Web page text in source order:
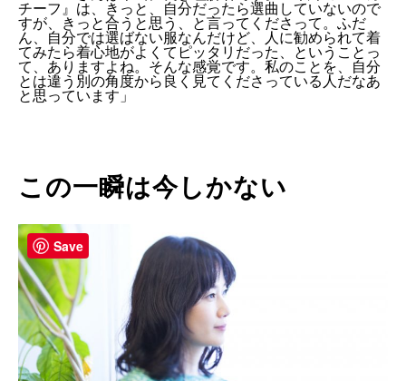
チーフ』は、きっと、自分だったら選曲していないので
すが、きっと合うと思う、と言ってくださって。ふだ
ん、自分では選ばない服なんだけど、人に勧められて着
てみたら着心地がよくてピッタリだった、ということっ
て、ありますよね。そんな感覚です。私のことを、自分
とは違う別の角度から良く見てくださっている人だなあ
と思っています」
この一瞬は今しかない
Save